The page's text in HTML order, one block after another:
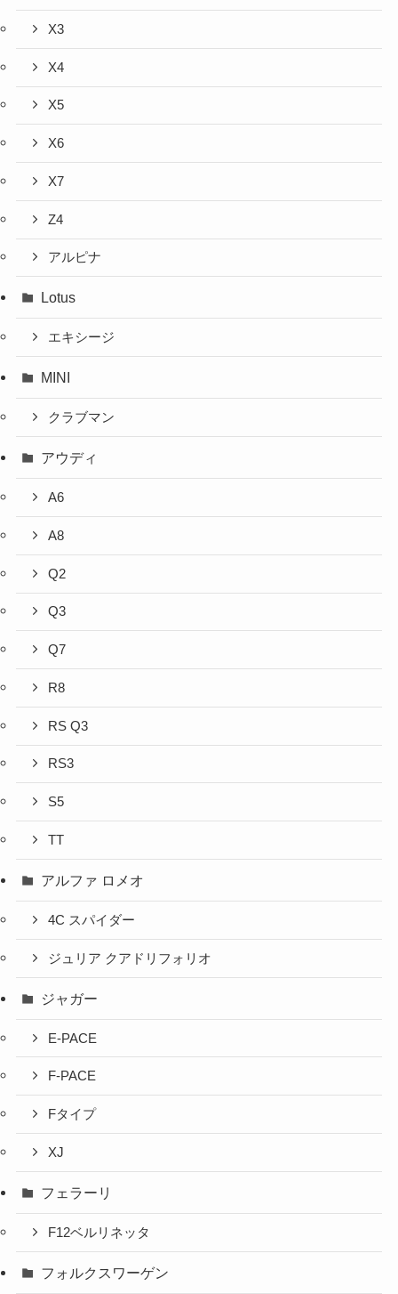
X3
X4
X5
X6
X7
Z4
アルピナ
Lotus
エキシージ
MINI
クラブマン
アウディ
A6
A8
Q2
Q3
Q7
R8
RS Q3
RS3
S5
TT
アルファ ロメオ
4C スパイダー
ジュリア クアドリフォリオ
ジャガー
E-PACE
F-PACE
Fタイプ
XJ
フェラーリ
F12ベルリネッタ
フォルクスワーゲン